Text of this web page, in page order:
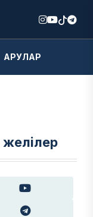
АРУЛАР
желілер